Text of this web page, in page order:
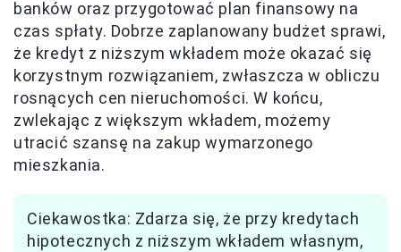
banków oraz przygotować plan finansowy na
czas spłaty. Dobrze zaplanowany budżet sprawi,
że kredyt z niższym wkładem może okazać się
korzystnym rozwiązaniem, zwłaszcza w obliczu
rosnących cen nieruchomości. W końcu,
zwlekając z większym wkładem, możemy
utracić szansę na zakup wymarzonego
mieszkania.
Ciekawostka: Zdarza się, że przy kredytach
hipotecznych z niższym wkładem własnym,